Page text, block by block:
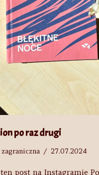
po raz drugi
27.07.2024
post na Instagramie